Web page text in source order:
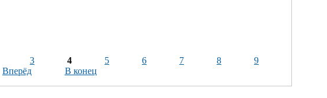
3 4 5 6 7 8
9
Вперёд В конец